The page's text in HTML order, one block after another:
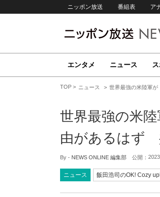
ニッポン放送 番組表 ア
エンタメ ニュース
TOP ニュース 世界最強の米陸軍
世界最強の米
由があるはず
By - NEWS ONLINE 編集部 公開：
ニュース 飯田浩司のOK! Cozy